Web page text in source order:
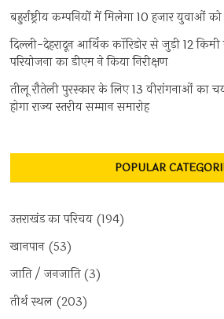
बहुर्राष्ट्रीय कम्पनियों में मिलेगा 10 हजार युवाओं
दिल्ली-देहरादून आर्थिक कॉरिडोर से जुड़ी 12 किमी
परियोजना का डीएम ने किया निरीक्षण
तीलू रौतेली पुरस्कार के लिए 13 वीरांगनाओं का
होगा राज्य स्तरीय सम्मान समारोह
POPULAR
उत्तराखंड का परिचय (194)
खानपान (53)
जाति / जनजाति(3)
तीर्थ स्थल (203)